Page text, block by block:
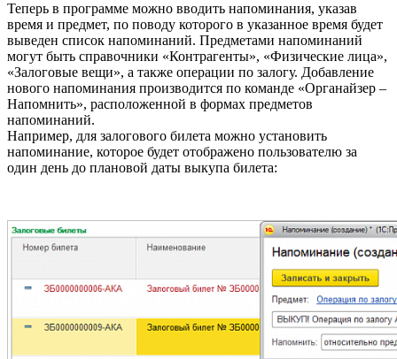
Теперь в программе можно вводить напоминания, указав
время и предмет, по поводу которого в указанное время будет
выведен список напоминаний. Предметами напоминаний
могут быть справочники «Контрагенты», «Физические лица»,
«Залоговые вещи», а также операции по залогу. Добавление
нового напоминания производится по команде «Органайзер –
Напомнить», расположенной в формах предметов
напоминаний.
Например, для залогового билета можно установить
напоминание, которое будет отображено пользователю за
один день до плановой даты выкупа билета: